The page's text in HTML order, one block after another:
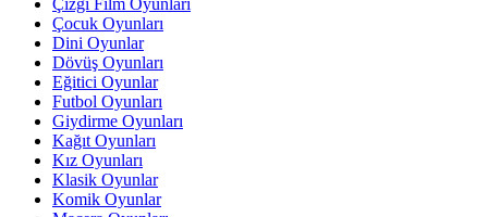
Çocuk Oyunları
Dini Oyunlar
Dövüş Oyunları
Eğitici Oyunlar
Futbol Oyunları
Giydirme Oyunları
Kağıt Oyunları
Kız Oyunları
Klasik Oyunlar
Komik Oyunlar